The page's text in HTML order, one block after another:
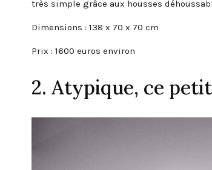
très simple grâce aux housses
Dimensions : 138 x 70 x 70 cm
Prix : 1600 euros environ
2. Atypique, ce